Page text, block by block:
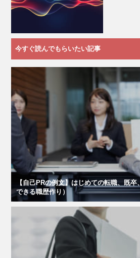
今すぐ読んでもらいたい記事
【自己PRの例文】はじめての転職、既
できる職歴作り）